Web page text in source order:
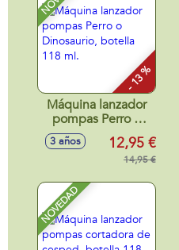
- 13 %
Máquina lanzador
pompas Perro o
Dinosaurio, botella
118 ml.
3 años 12,95 €
14,95 €
NOVEDAD